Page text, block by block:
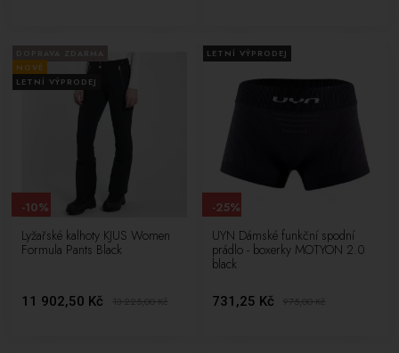
NOVÉ
LETNÍ VÝPRODEJ
Lyžařské kalhoty KJUS Women
Formula Pants Black
11 902,50 Kč 13 225,00Kč
-10%
LETNÍ VÝPRODEJ
UYN Dámské funkční spodní
prádlo - boxerky MOTYON 2.0
black
731,25 Kč 975,00Kč
-25%